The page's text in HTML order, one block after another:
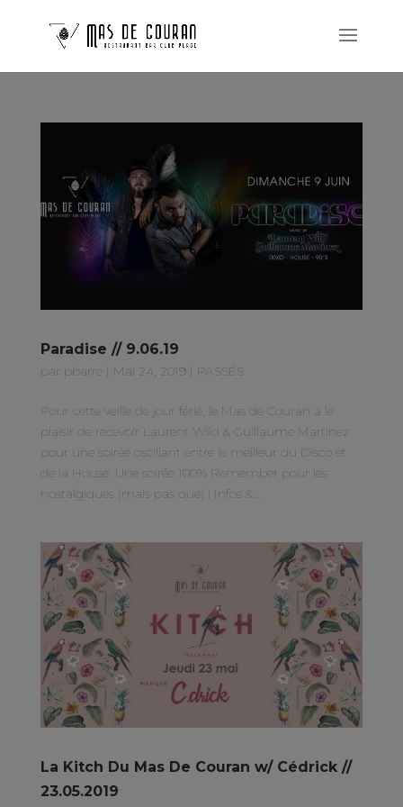
Paradise // 9.06.19
par pbarre Mai 24, 2019| PASSÉS
Pour cette veille de jour férié, le Mas de Couran a le
plaisir de recevoir Laurent Wild & Guillaume Martinez
pour une soirée oscillant entre le meilleur du Disco et
de la House. Une soirée 100% Remember pour les
nostalgiques (mais pas que) ! Infos &...
La Kitch Du Mas De Couran w/ Cédrick //
23.05.2019